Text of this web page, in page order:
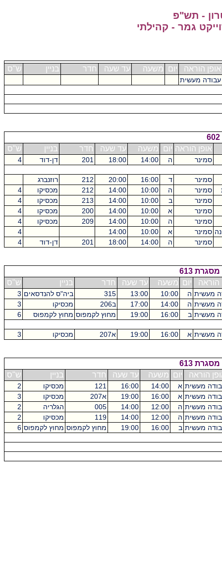
- תש"פ
אופן הוראה יום משעה עד שעה חדר בניין ש"ס
עבודה מעשית
אופן הוראה יום משעה עד שעה חדר בניין ש"ס
סמינר ה 14:00
18:00
201 דן-דוד 4
סמינר ד 16:00
20:00
212
רוזנברג
סמינר ה 10:00
14:00
212 מכסיקו
4
סמינר
ב 10:00
14:00
213 מכסיקו
4
סמינר
א 10:00
14:00
200 מכסיקו
4
סמינר
ה 10:00
14:00
209 מכסיקו
4
סמינר א 10:00
14:00
4
סמינר
ה 14:00
18:00
201 דן-דוד 4
613
הוראה
יום משעה עד שעה חדר בניין ש"ס
מעשית ה 10:00
13:00
315 ביה"ס להנדסאים 3
מעשית ה 14:00
17:00 ב206 מכסיקו
3
מעשית ב 16:00
19:00 מחוץ לקמפוס מחוץ לקמפוס 6
מעשית א 16:00
19:00 א207 מכסיקו 3
613
הוראה
יום משעה עד שעה חדר בניין ש"ס
מעשית א 14:00
16:00
121 מכסיקו
2
מעשית א 16:00
19:00 א207 מכסיקו
3
מעשית ה 12:00
14:00
005 הגלריה
2
מעשית ה 12:00
14:00
119 מכסיקו
2
מעשית ב 16:00
19:00 מחוץ לקמפוס מחוץ לקמפוס 6